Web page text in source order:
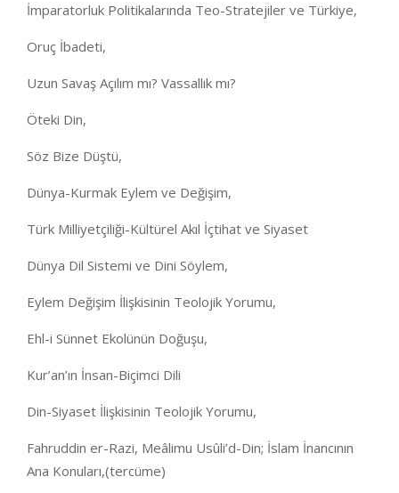
İmparatorluk Politikalarında Teo-Stratejiler ve Türkiye,
Oruç İbadeti,
Uzun Savaş Açılım mı? Vassallık mı?
Öteki Din,
Söz Bize Düştü,
Dünya-Kurmak Eylem ve Değişim,
Türk Milliyetçiliği-Kültürel Akıl İçtihat ve Siyaset
Dünya Dil Sistemi ve Dini Söylem,
Eylem Değişim İlişkisinin Teolojik Yorumu,
Ehl-i Sünnet Ekolünün Doğuşu,
Kur’an’ın İnsan-Biçimci Dili
Din-Siyaset İlişkisinin Teolojik Yorumu,
Fahruddin er-Razi, Meâlimu Usûli’d-Din; İslam İnancının
Ana Konuları,(tercüme)